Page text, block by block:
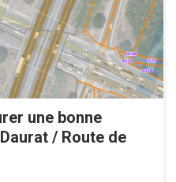
une bonne
/ Route de